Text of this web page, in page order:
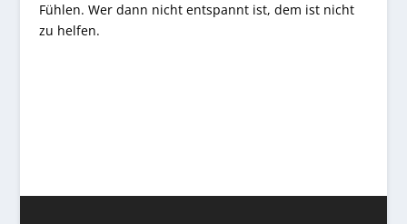
Fühlen. Wer dann nicht entspannt ist, dem ist nicht
zu helfen.